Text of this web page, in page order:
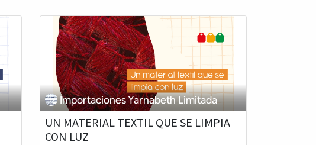
Importaciones Yarnabeth Limitada
UN MATERIAL TEXTIL QUE SE LIMPIA
CON LUZ